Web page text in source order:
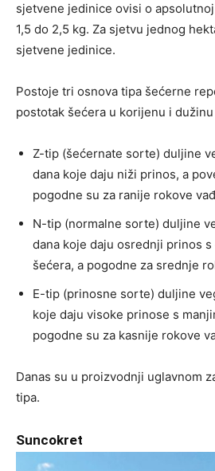
sjetvene jedinice ovisi o
1,5 do 2,5 kg. Za sjetvu jednog
sjetvene jedinice.
Postoje tri osnova tipa šećerne
postotak šećera u korijenu i
Z-tip (šećernate sorte) duljine
dana koje daju niži prinos, a
pogodne su za ranije rokove
N-tip (normalne sorte) duljine
dana koje daju osrednji prinos
šećera, a pogodne za srednje
E-tip (prinosne sorte) duljine
koje daju visoke prinose s
pogodne su za kasnije rokove
Danas su u proizvodnji uglavnom
tipa.
Suncokret